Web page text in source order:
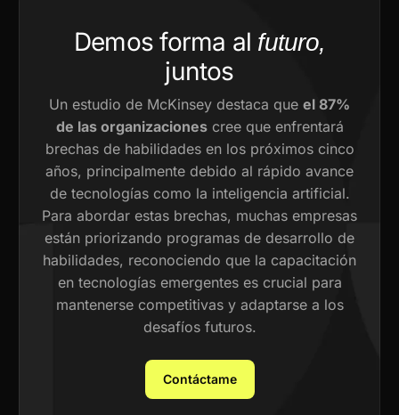
Demos forma al futuro,
juntos
Un estudio de McKinsey destaca que el 87%
de las organizacionescree que enfrentará
brechas de habilidades en los próximos cinco
años, principalmente debido al rápido avance
de tecnologías como la inteligencia artificial.
Para abordar estas brechas, muchas empresas
están priorizando programas de desarrollo de
habilidades, reconociendo que la capacitación
en tecnologías emergentes es crucial para
mantenerse competitivas y adaptarse a los
desafíos futuros.
Contáctame